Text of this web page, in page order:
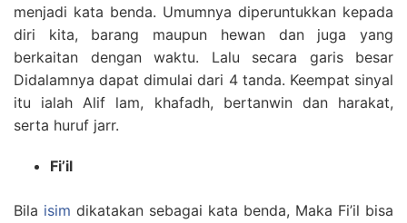
menjadi kata benda. Umumnya diperuntukkan kepada
diri kita, barang maupun hewan dan juga yang
berkaitan dengan waktu. Lalu secara garis besar
Didalamnya dapat dimulai dari 4 tanda. Keempat sinyal
itu ialah Alif lam, khafadh, bertanwin dan harakat,
serta huruf jarr.
Fi’il
Bila isim dikatakan sebagai kata benda, Maka Fi’il bisa